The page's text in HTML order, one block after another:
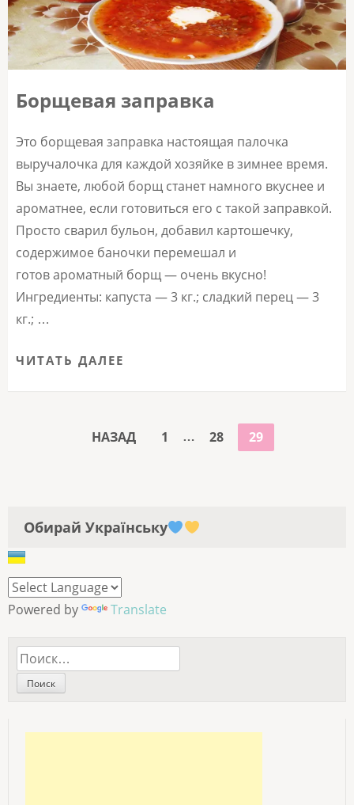
Борщевая заправка
Это борщевая заправка настоящая палочка
выручалочка для каждой хозяйке в зимнее время.
Вы знаете, любой борщ станет намного вкуснее и
ароматнее, если готовиться его с такой заправкой.
Просто сварил бульон, добавил картошечку,
содержимое баночки перемешал и
готов ароматный борщ — очень вкусно!
Ингредиенты: капуста — 3 кг.; сладкий перец — 3
кг.; …
ЧИТАТЬ ДАЛЕЕ
ПАГИНАЦИЯ
НАЗАД СТРАНИЦА
1 … СТРАНИЦА
28 СТРАНИЦА
29
Обирай Українську
Powered by Translate
Найти: